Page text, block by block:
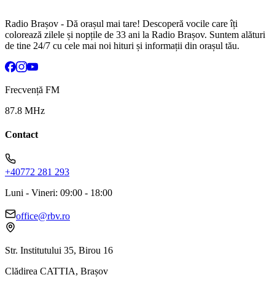
Radio Brașov - Dă orașul mai tare! Descoperă vocile care îți
colorează zilele și nopțile de 33 ani la Radio Brașov. Suntem alături
de tine 24/7 cu cele mai noi hituri și informații din orașul tău.
Frecvență FM
87.8 MHz
Contact
+40772 281 293
Luni - Vineri: 09:00 - 18:00
office@rbv.ro
Str. Institutului 35, Birou 16
Clădirea CATTIA, Brașov